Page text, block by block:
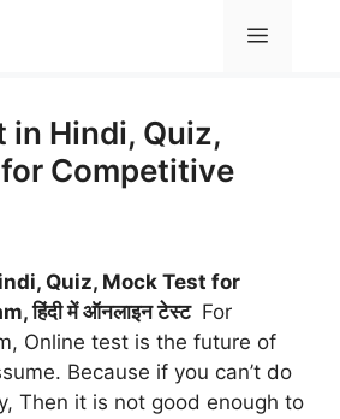
Menu
in Hindi, Quiz,
Competitive
Quiz, Mock Test for
हिंदी में ऑनलाइन टेस्ट For
Online test is the future of
Because if you can’t do
Then it is not good enough to